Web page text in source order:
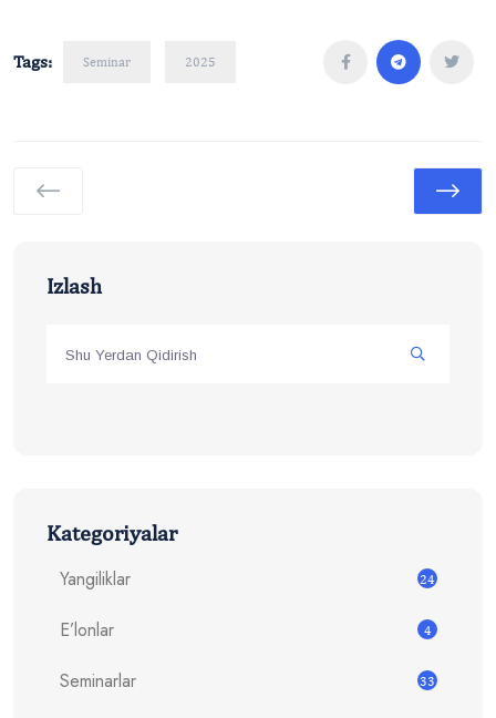
Tags: Seminar 2025
Izlash
Kategoriyalar
Yangiliklar
24
E’lonlar 4
Seminarlar 33